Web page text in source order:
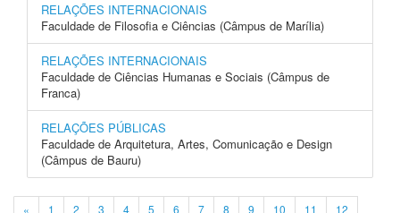
RELAÇÕES INTERNACIONAIS
Faculdade de Filosofia e Ciências (Câmpus de Marília)
RELAÇÕES INTERNACIONAIS
Faculdade de Ciências Humanas e Sociais (Câmpus de
Franca)
RELAÇÕES PÚBLICAS
Faculdade de Arquitetura, Artes, Comunicação e Design
(Câmpus de Bauru)
« 1 2 3 4 5 6 7 8 9 10 11 12